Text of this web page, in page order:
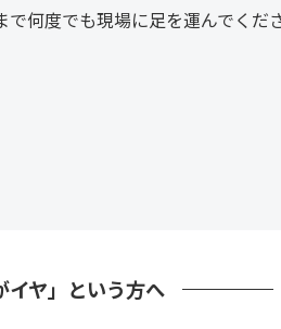
何度でも現場に足を運んでくだ
イヤ」という方へ